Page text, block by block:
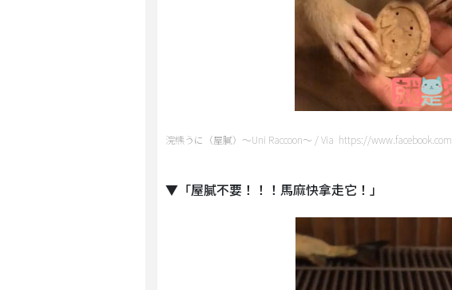
浣熊うに（屋膩）～Uni Raccoon～ / Via https://www.facebook.com
▼「屋膩不要！！！馬麻快拿走它！」